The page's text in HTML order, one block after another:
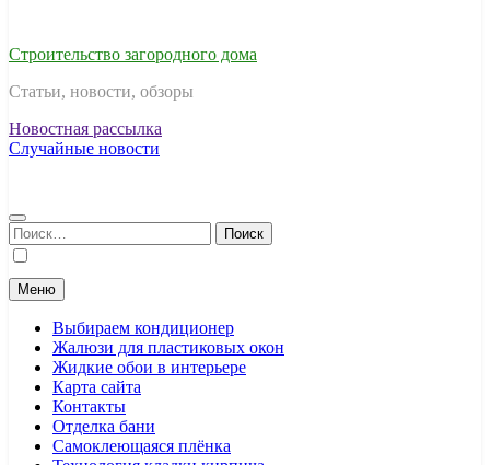
Строительство загородного дома
Статьи, новости, обзоры
Новостная рассылка
Случайные новости
Найти:
Меню
Выбираем кондиционер
Жалюзи для пластиковых окон
Жидкие обои в интерьере
Карта сайта
Контакты
Отделка бани
Самоклеющаяся плёнка